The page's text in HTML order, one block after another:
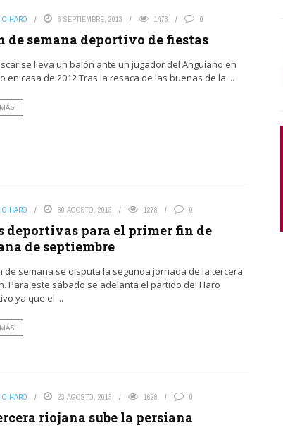
HARO 6 SEPTIEMBRE, 2013 1473 0
de semana deportivo de fiestas
se lleva un balón ante un jugador del Anguiano en
en casa de 2012 Tras la resaca de las buenas de la ...
HARO 30 AGOSTO, 2013 1278 0
deportivas para el primer fin de
de septiembre
de semana se disputa la segunda jornada de la tercera
Para este sábado se adelanta el partido del Haro
ya que el ...
HARO 23 AGOSTO, 2013 1628 0
riojana sube la persiana